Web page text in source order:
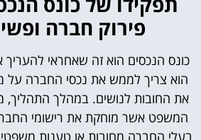
פירוק חברה
כונס הנכסים הוא זה שאחראי
הוא צריך לממש את נכסי החברה על
את החובות לנושים. במהלך התהליך,
המשפט אשר מוחקת את רישומי
בעלי החברה מחובות או טענות